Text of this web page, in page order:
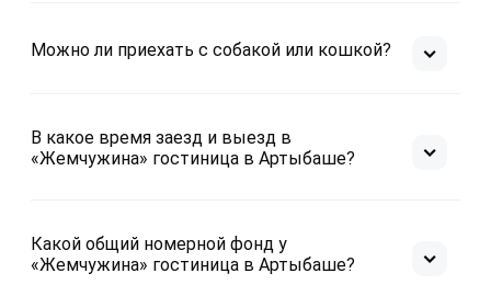
Можно ли приехать с собакой или кошкой?
В какое время заезд и выезд в
«Жемчужина» гостиница в Артыбаше?
Какой общий номерной фонд у
«Жемчужина» гостиница в Артыбаше?